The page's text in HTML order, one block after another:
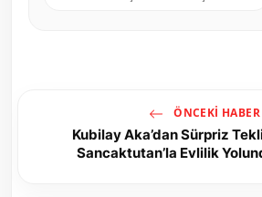
ÖNCEKI HABER
Kubilay Aka’dan Sürpriz
Sancaktutan’la Evlilik